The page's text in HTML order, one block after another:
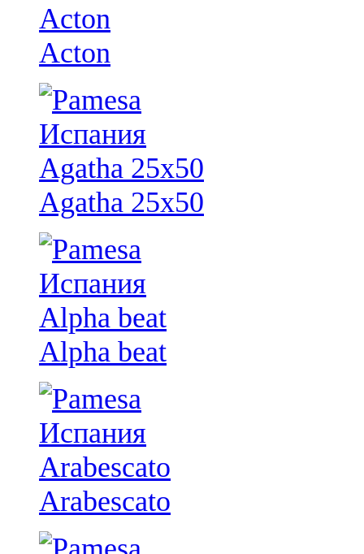
Acton
Agatha 25x50
Alpha beat
Arabescato